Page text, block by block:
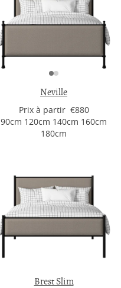
Neville
Prix ​​à partir €880
90cm 120cm 140cm 160cm
180cm
Brest Slim